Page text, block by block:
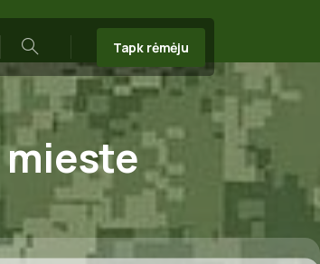
Search
Tapk rėmėju
mieste